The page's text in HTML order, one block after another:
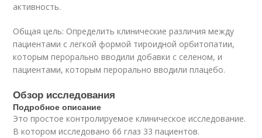
активность.
Общая цель: Определить клинические различия между
пациентами с легкой формой тироидной орбитопатии,
которым перорально вводили добавки с селеном, и
пациентами, которым перорально вводили плацебо.
Обзор исследования
Подробное описание
Это простое контролируемое клиническое исследование.
В котором исследовано 66 глаз 33 пациентов.